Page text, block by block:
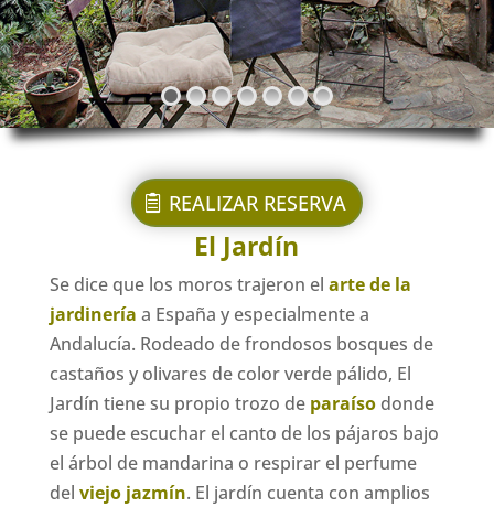
REALIZAR RESERVA
El Jardín
Se dice que los moros trajeron el arte de la
jardinería a España y especialmente a
Andalucía. Rodeado de frondosos bosques de
castaños y olivares de color verde pálido, El
Jardín tiene su propio trozo de paraíso donde
se puede escuchar el canto de los pájaros bajo
el árbol de mandarina o respirar el perfume
del viejo jazmín. El jardín cuenta con amplios